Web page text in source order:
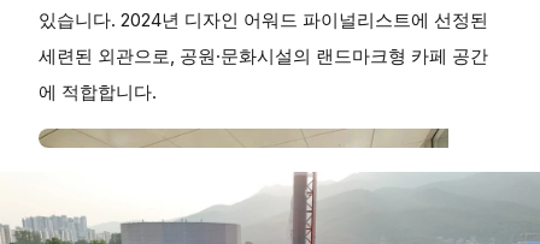
있습니다. 2024년 디자인 어워드 파이널리스트에 선정된
세련된 외관으로, 공원·문화시설의 랜드마크형 카페 공간
에 적합합니다.